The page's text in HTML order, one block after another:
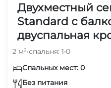
Двухместный
Standard с
двуспальная
2 м²•спальня: 1•0
Спальных мест: 0
Без питания